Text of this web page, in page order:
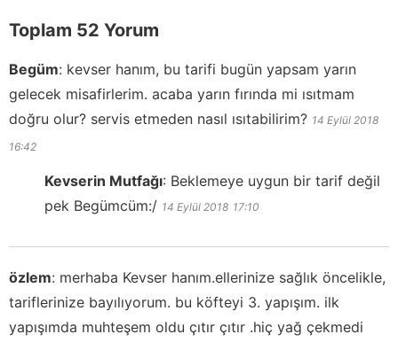
Toplam 52 Yorum
Begüm: kevser hanım, bu tarifi bugün yapsam yarın
gelecek misafirlerim. acaba yarın fırında mi ısıtmam
doğru olur? servis etmeden nasıl ısıtabilirim? 14 Eylül 2018
16:42
Kevserin Mutfağı: Beklemeye uygun bir tarif değil
pek Begümcüm:/ 14 Eylül 2018 17:10
özlem: merhaba Kevser hanım.ellerinize sağlık öncelikle,
tariflerinize bayılıyorum. bu köfteyi 3. yapışım. ilk
yapışımda muhteşem oldu çıtır çıtır .hiç yağ çekmedi